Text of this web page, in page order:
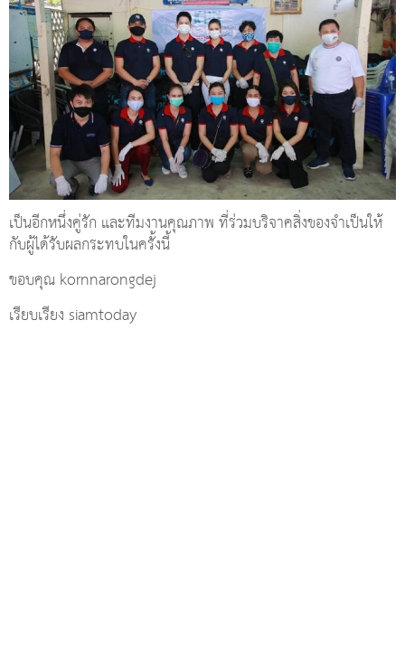
เป็นอีกหนึ่งคู่รัก และทีมงานคุณภาพ ที่ร่วมบริจาคสิ่งของจำเป็นให้
กับผู้ได้รับผลกระทบในครั้งนี้
ขอบคุณ kornnarongdej
เรียบเรียง siamtoday